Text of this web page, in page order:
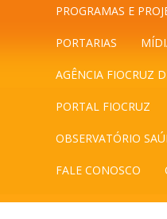
PROGRAMAS E
PORTARIAS
AGÊNCIA FIOCRUZ
PORTAL FIOCRUZ
OBSERVATÓRIO
FALE CONOSCO